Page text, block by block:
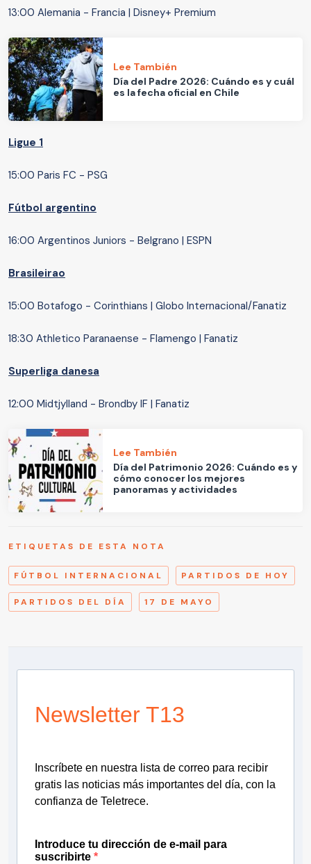
13:00 Alemania - Francia | Disney+ Premium
Lee También
Día del Padre 2026: Cuándo es y cuál
es la fecha oficial en Chile
Ligue 1
15:00 Paris FC - PSG
Fútbol argentino
16:00 Argentinos Juniors - Belgrano | ESPN
Brasileirao
15:00 Botafogo - Corinthians | Globo Internacional/Fanatiz
18:30 Athletico Paranaense - Flamengo | Fanatiz
Superliga danesa
12:00 Midtjylland - Brondby IF | Fanatiz
Lee También
Día del Patrimonio 2026: Cuándo es y
cómo conocer los mejores
panoramas y actividades
ETIQUETAS DE ESTA NOTA
FÚTBOL INTERNACIONAL PARTIDOS DE HOY
PARTIDOS DEL DÍA 17 DE MAYO
Newsletter T13
Inscríbete en nuestra lista de correo para recibir
gratis las noticias más importantes del día, con la
confianza de Teletrece.
Introduce tu dirección de e-mail para
suscribirte